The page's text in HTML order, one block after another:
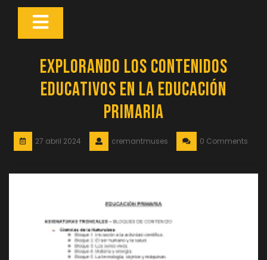
Botón
Explorando los Contenidos
Educativos en la Educación
Primaria
27 abril 2024 cremantmuses 0 Comments